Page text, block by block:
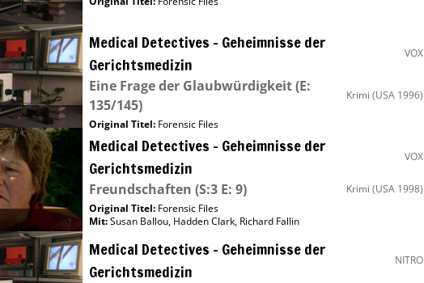
Medical Detectives – Geheimnisse der
Gerichtsmedizin
VOX
Eine Frage der Glaubwürdigkeit(E:
135/145)
Krimi (USA 1996)
Original Titel: Forensic Files
Medical Detectives – Geheimnisse der
Gerichtsmedizin
VOX
Freundschaften (S:3 E: 9) Krimi (USA 1998)
Original Titel: Forensic Files
Mit:Susan Ballou, Hadden Clark, Richard Fallin
Medical Detectives – Geheimnisse der
Gerichtsmedizin
NITRO